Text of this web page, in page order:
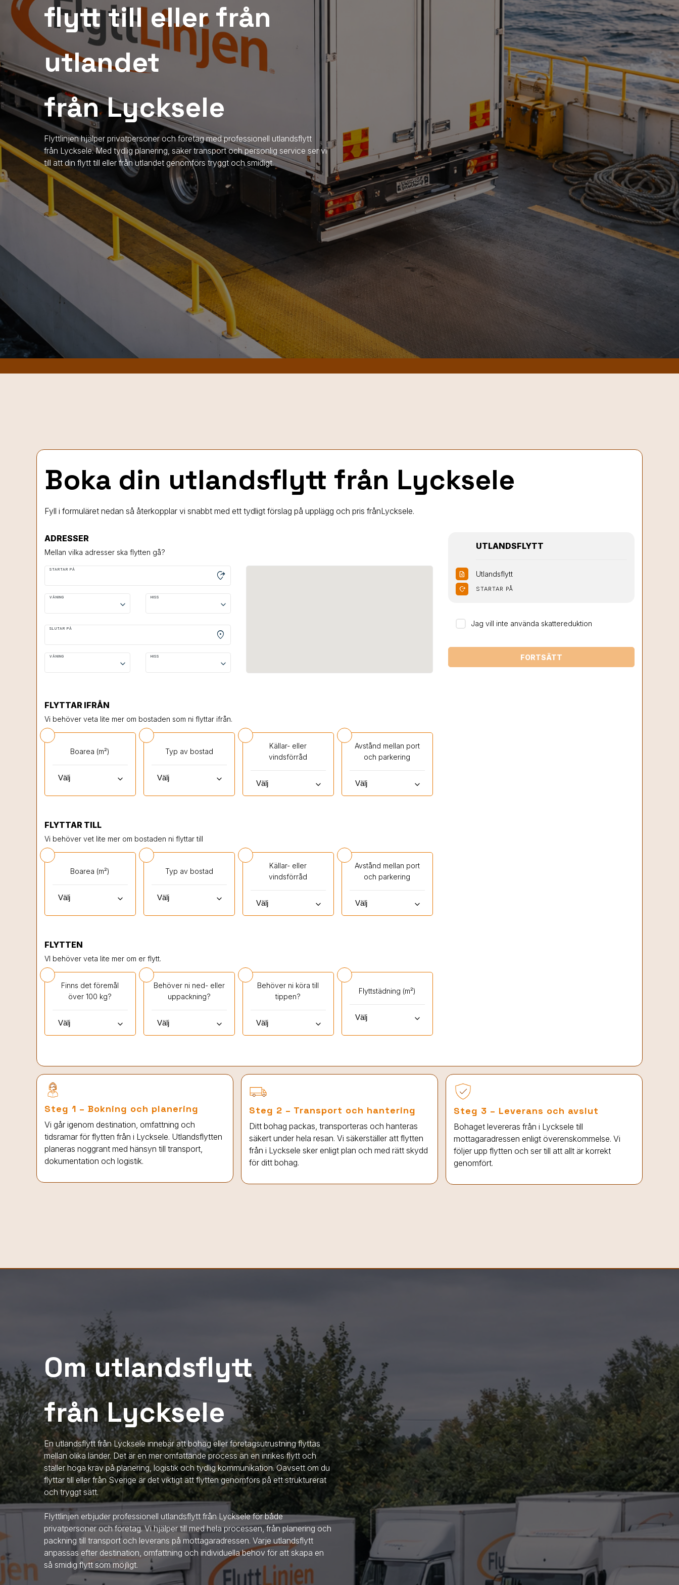
flytt till eller från
utlandet
från Lycksele
Flyttlinjen hjälper privatpersoner och företag med professionell utlandsflytt
från Lycksele. Med tydlig planering, säker transport och personlig service ser vi
till att din flytt till eller från utlandet genomförs tryggt och smidigt.
Boka din utlandsflytt från Lycksele
Fyll i formuläret nedan så återkopplar vi snabbt med ett tydligt förslag på upplägg och pris frånLycksele.
ADRESSER
Mellan vilka adresser ska flytten gå?
STARTAR PÅ
moved_location
VÅNING
keyboard_arrow_down
HISS
keyboard_arrow_down
SLUTAR PÅ
location_on
VÅNING
keyboard_arrow_down
HISS
keyboard_arrow_down
FLYTTAR IFRÅN
Vi behöver veta lite mer om bostaden som ni flyttar ifrån.
Boarea (m²)
keyboard_arrow_down
Typ av bostad
keyboard_arrow_down
Källar- eller
vindsförråd
keyboard_arrow_down
Avstånd mellan port
och parkering
keyboard_arrow_down
FLYTTAR TILL
Vi behöver vet lite mer om bostaden ni flyttar till
Boarea (m²)
keyboard_arrow_down
Typ av bostad
keyboard_arrow_down
Källar- eller
vindsförråd
keyboard_arrow_down
Avstånd mellan port
och parkering
keyboard_arrow_down
FLYTTEN
VI behöver veta lite mer om er flytt.
Finns det föremål
över 100 kg?
keyboard_arrow_down
Behöver ni ned- eller
uppackning?
keyboard_arrow_down
Behöver ni köra till
tippen?
keyboard_arrow_down
Flyttstädning (m²)
keyboard_arrow_down
UTLANDSFLYTT
request_quote Utlandsflytt
moved_location STARTAR PÅ
Jag vill inte använda skattereduktion
FORTSÄTT
Steg 1 – Bokning och planering
Vi går igenom destination, omfattning och
tidsramar för flytten från i Lycksele. Utlandsflytten
planeras noggrant med hänsyn till transport,
dokumentation och logistik.
Steg 2 – Transport och hantering
Ditt bohag packas, transporteras och hanteras
säkert under hela resan. Vi säkerställer att flytten
från i Lycksele sker enligt plan och med rätt skydd
för ditt bohag.
Steg 3 – Leverans och avslut
Bohaget levereras från i Lycksele till
mottagaradressen enligt överenskommelse. Vi
följer upp flytten och ser till att allt är korrekt
genomfört.
Om utlandsflytt
från Lycksele
En utlandsflytt från Lycksele innebär att bohag eller företagsutrustning flyttas
mellan olika länder. Det är en mer omfattande process än en inrikes flytt och
ställer höga krav på planering, logistik och tydlig kommunikation. Oavsett om du
flyttar till eller från Sverige är det viktigt att flytten genomförs på ett strukturerat
och tryggt sätt.
Flyttlinjen erbjuder professionell utlandsflytt från Lyckseleför både
privatpersoner och företag. Vi hjälper till med hela processen, från planering och
packning till transport och leverans på mottagaradressen. Varje utlandsflytt
anpassas efter destination, omfattning och individuella behov för att skapa en
så smidig flytt som möjligt.